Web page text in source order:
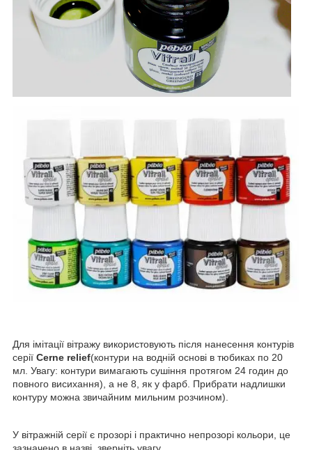
Для імітації вітражу використовують після нанесення контурів
серії Cerne relief(контури на водній основі в тюбиках по 20
мл. Увагу: контури вимагають сушіння протягом 24 годин до
повного висихання), а не 8, як у фарб. Прибрати надлишки
контуру можна звичайним мильним розчином).
У вітражній серії є прозорі і практично непрозорі кольори, це
зазначено в назві, зверніть увагу.